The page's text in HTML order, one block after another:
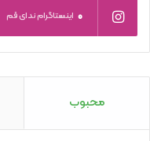
0 اینستاگرام ندای قم
محبوب